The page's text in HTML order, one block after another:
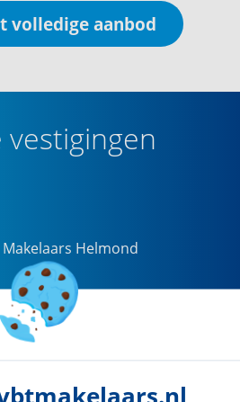
volledige aanbod
vestigingen
Helmond